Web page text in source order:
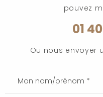
pouvez
01
Ou nous envoyer